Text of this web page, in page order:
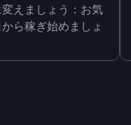
えましょう：お気
ら稼ぎ始めましょ